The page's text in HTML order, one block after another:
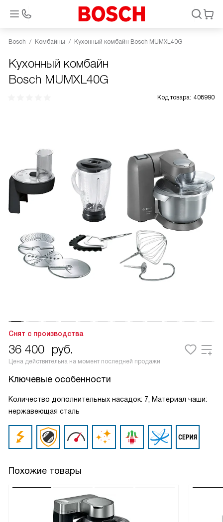
Bosch Комбайны Кухонный комбайн Bosch MUMXL40G
Кухонный комбайн
Bosch MUMXL40G
Код товара: 408990
Снят с производства
36 400 руб.
Цена действительна на момент последней продажи
Ключевые особенности
Количество дополнительных насадок: 7, Материал чаши:
нержавеющая сталь
Похожие товары